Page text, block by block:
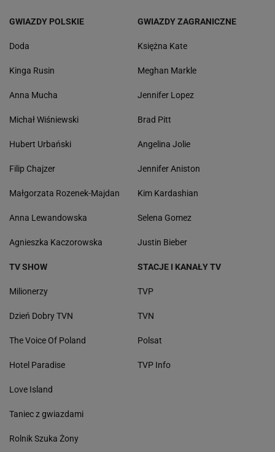
GWIAZDY POLSKIE
Doda
Kinga Rusin
Anna Mucha
Michał Wiśniewski
Hubert Urbański
Filip Chajzer
Małgorzata Rozenek-Majdan
Anna Lewandowska
Agnieszka Kaczorowska
GWIAZDY ZAGRANICZNE
Księżna Kate
Meghan Markle
Jennifer Lopez
Brad Pitt
Angelina Jolie
Jennifer Aniston
Kim Kardashian
Selena Gomez
Justin Bieber
TV SHOW
Milionerzy
Dzień Dobry TVN
The Voice Of Poland
Hotel Paradise
Love Island
Taniec z gwiazdami
Rolnik Szuka Żony
STACJE I KANAŁY TV
TVP
TVN
Polsat
TVP Info